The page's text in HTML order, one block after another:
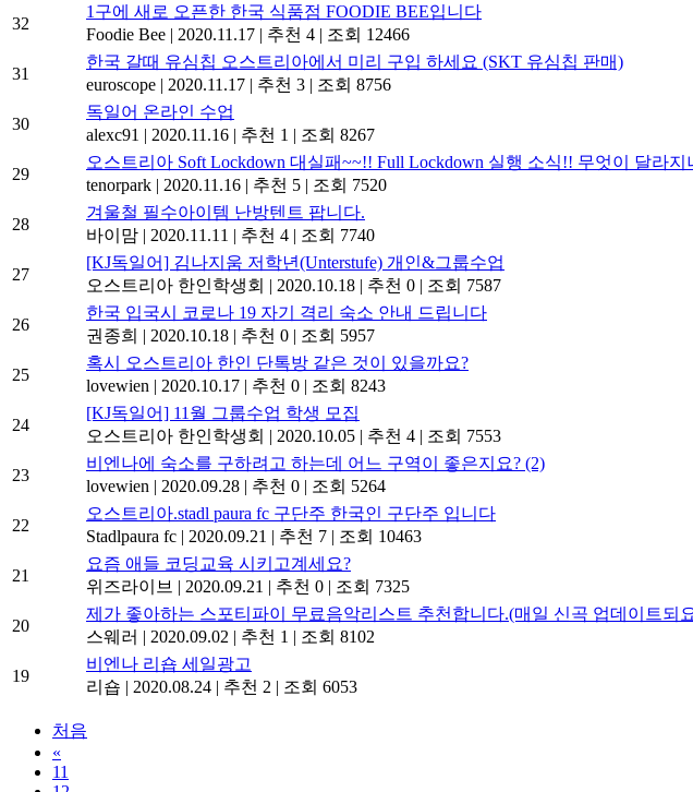
32
1구에 새로 오픈한 한국 식품점 FOODIE BEE입니다
Foodie Bee | 2020.11.17 | 추천 4 | 조회 12466
31
한국 갈때 유심칩 오스트리아에서 미리 구입 하세요 (SKT 유심칩 판매)
euroscope | 2020.11.17 | 추천 3 | 조회 8756
30
독일어 온라인 수업
alexc91 | 2020.11.16 | 추천 1 | 조회 8267
29
오스트리아 Soft Lockdown 대실패~~!! Full Lockdown 실행 소식!! 무엇이 달라지
tenorpark | 2020.11.16 | 추천 5 | 조회 7520
28
겨울철 필수아이템 난방텐트 팝니다.
바이맘 | 2020.11.11 | 추천 4 | 조회 7740
27
[KJ독일어] 김나지움 저학년(Unterstufe) 개인&그룹수업
오스트리아 한인학생회 | 2020.10.18 | 추천 0 | 조회 7587
26
한국 입국시 코로나 19 자기 격리 숙소 안내 드립니다
권종희 | 2020.10.18 | 추천 0 | 조회 5957
25
혹시 오스트리아 한인 단톡방 같은 것이 있을까요?
lovewien | 2020.10.17 | 추천 0 | 조회 8243
24
[KJ독일어] 11월 그룹수업 학생 모집
오스트리아 한인학생회 | 2020.10.05 | 추천 4 | 조회 7553
23
비엔나에 숙소를 구하려고 하는데 어느 구역이 좋은지요? (2)
lovewien | 2020.09.28 | 추천 0 | 조회 5264
22
오스트리아.stadl paura fc 구단주 한국인 구단주 입니다
Stadlpaura fc | 2020.09.21 | 추천 7 | 조회 10463
21
요즘 애들 코딩교육 시키고계세요?
위즈라이브 | 2020.09.21 | 추천 0 | 조회 7325
20
제가 좋아하는 스포티파이 무료음악리스트 추천합니다.(매일 신곡 업데이트되
스웨러 | 2020.09.02 | 추천 1 | 조회 8102
19
비엔나 리숍 세일광고
리숍 | 2020.08.24 | 추천 2 | 조회 6053
처음
«
11